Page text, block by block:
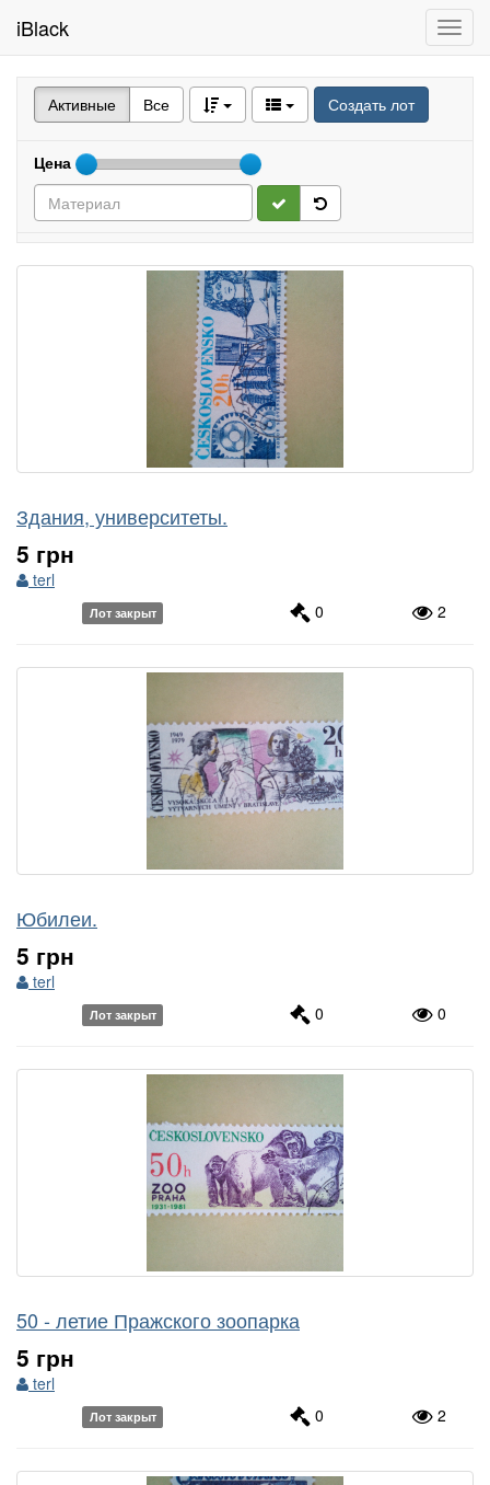
iBlack
Активные Все Создать лот
Цена
Здания, университеты.
5 грн
terl
Лот закрыт 0 2
Юбилеи.
5 грн
terl
Лот закрыт 0 0
50 - летие Пражского зоопарка
5 грн
terl
Лот закрыт 0 2